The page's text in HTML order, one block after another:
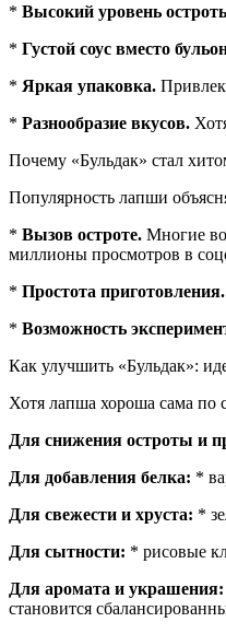
* Высокий уровень
* Густой соус вместо
* Яркая упаковка.
* Разнообразие вкусов.
Почему «Бульдак» стал
Популярность лапши
* Вызов остроте. Многие
миллионы просмотров в
* Простота приготовления.
* Возможность
Как улучшить «Бульдак»:
Хотя лапша хороша сама по
Для снижения остроты и
Для добавления белка: *
Для свежести и хруста: *
Для сытности: * рисовые
Для аромата и украшения:
становится